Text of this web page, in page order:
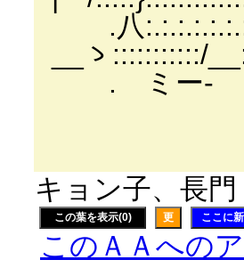
.八
__ゝ:::::::::::/
.ゞミー- .
キョン子、長
この葉を表示(0) 更 ここに
このＡＡへの